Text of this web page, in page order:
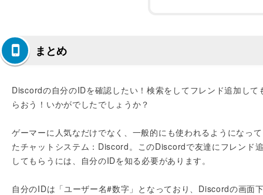
まとめ
Discordの自分のIDを確認したい！検索をしてフレンド追加して
らおう！いかがでしたでしょうか？
ゲーマーに人気なだけでなく、一般的にも使われるようになっ
たチャットシステム：Discord。このDiscordで友達にフレンド
してもらうには、自分のIDを知る必要があります。
自分のIDは「ユーザー名#数字」となっており、Discordの画面